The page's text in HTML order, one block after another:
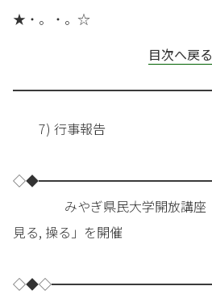
★・。・。☆
目次へ戻る
7) 行事報告
みやぎ県民大学開放講座「
見る, 操る」を開催